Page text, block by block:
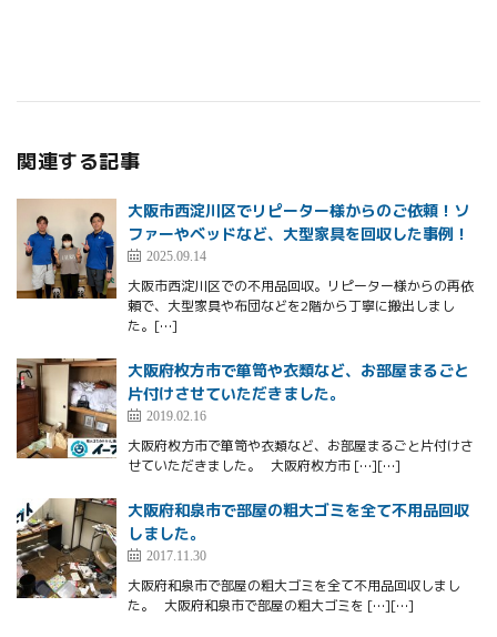
関連する記事
大阪市西淀川区でリピーター様からのご依頼！ソ
ファーやベッドなど、大型家具を回収した事例！
2025.09.14
大阪市西淀川区での不用品回収。リピーター様からの再依
頼で、大型家具や布団などを2階から丁寧に搬出しまし
た。[…]
大阪府枚方市で箪笥や衣類など、お部屋まるごと
片付けさせていただきました。
2019.02.16
大阪府枚方市で箪笥や衣類など、お部屋まるごと片付けさ
せていただきました。 大阪府枚方市 […][…]
大阪府和泉市で部屋の粗大ゴミを全て不用品回収
しました。
2017.11.30
大阪府和泉市で部屋の粗大ゴミを全て不用品回収しまし
た。 大阪府和泉市で部屋の粗大ゴミを […][…]